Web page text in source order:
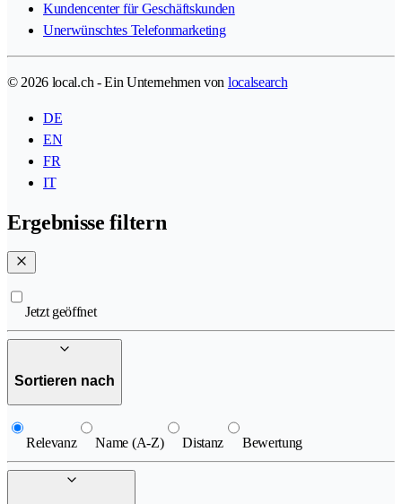
Kundencenter für Geschäftskunden
Unerwünschtes Telefonmarketing
© 2026 local.ch - Ein Unternehmen von localsearch
DE
EN
FR
IT
Ergebnisse filtern
Jetzt geöffnet
Sortieren nach
Relevanz Name (A-Z) Distanz Bewertung